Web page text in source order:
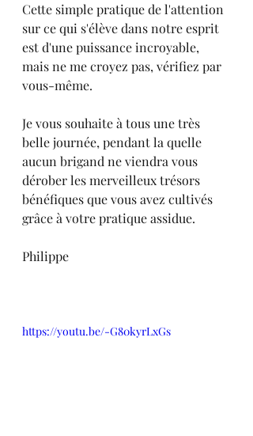
Cette simple pratique de l'attention
sur ce qui s'élève dans notre esprit
est d'une puissance incroyable,
mais ne me croyez pas, vérifiez par
vous-même.
Je vous souhaite à tous une très
belle journée, pendant la quelle
aucun brigand ne viendra vous
dérober les merveilleux trésors
bénéfiques que vous avez cultivés
grâce à votre pratique assidue.
Philippe
https://youtu.be/-G80kyrLxGs